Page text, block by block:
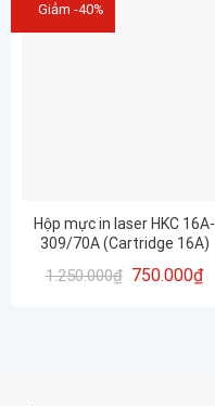
Giảm -40%
Hộp mực in laser HKC 16A-
309/70A (Cartridge 16A)
1.250.000₫ 750.000₫